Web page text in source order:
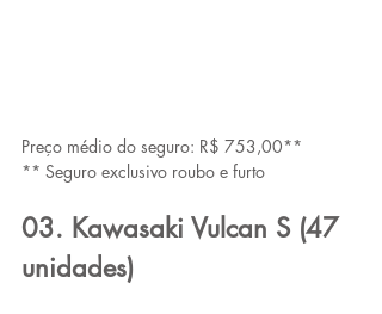
Preço médio do seguro: R$ 753,00**
** Seguro exclusivo roubo e furto
03. Kawasaki Vulcan S (47
unidades)